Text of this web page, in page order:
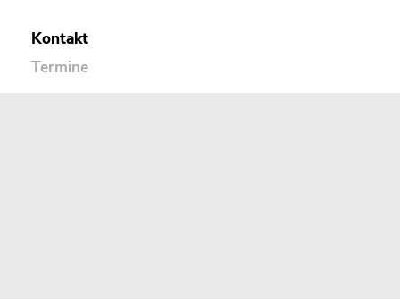
Kontakt
Termine